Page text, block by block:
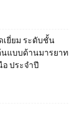
เยี่ยม ระดับชั้น
นแบบด้านมารยาท
ประจำปี